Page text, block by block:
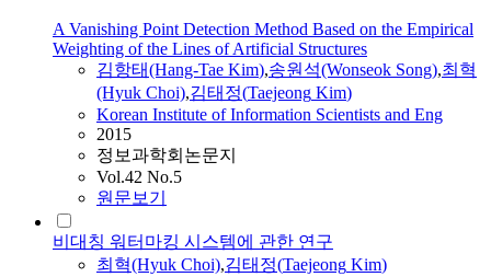
A Vanishing Point Detection Method Based on the Empirical
Weighting of the Lines of Artificial Structures
김항태(Hang-Tae Kim),송원석(Wonseok Song),최혁
(Hyuk Choi),김태정(Taejeong Kim)
Korean Institute of Information Scientists and Eng
2015
정보과학회논문지
Vol.42 No.5
원문보기
비대칭 워터마킹 시스템에 관한 연구
최혁(Hyuk Choi),김태정(Taejeong Kim)